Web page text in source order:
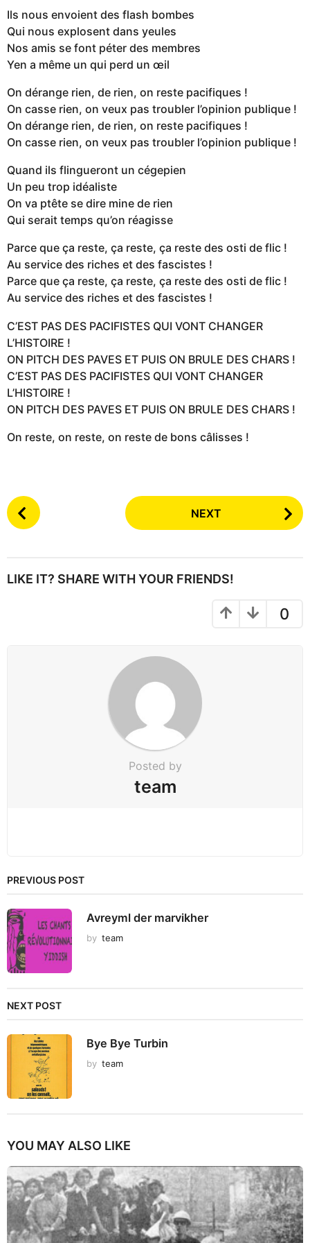
Ils nous envoient des flash bombes
Qui nous explosent dans yeules
Nos amis se font péter des membres
Yen a même un qui perd un œil
On dérange rien, de rien, on reste pacifiques !
On casse rien, on veux pas troubler l’opinion publique !
On dérange rien, de rien, on reste pacifiques !
On casse rien, on veux pas troubler l’opinion publique !
Quand ils flingueront un cégepien
Un peu trop idéaliste
On va ptête se dire mine de rien
Qui serait temps qu’on réagisse
Parce que ça reste, ça reste, ça reste des osti de flic !
Au service des riches et des fascistes !
Parce que ça reste, ça reste, ça reste des osti de flic !
Au service des riches et des fascistes !
C’EST PAS DES PACIFISTES QUI VONT CHANGER
L’HISTOIRE !
ON PITCH DES PAVES ET PUIS ON BRULE DES CHARS !
C’EST PAS DES PACIFISTES QUI VONT CHANGER
L’HISTOIRE !
ON PITCH DES PAVES ET PUIS ON BRULE DES CHARS !
On reste, on reste, on reste de bons câlisses !
P
o
P
NEXT
LIKE IT? SHARE WITH YOUR FRIENDS!
0
Posted by
team
PREVIOUS POST
Avreyml der marvikher
by team
NEXT POST
Bye Bye Turbin
by team
YOU MAY ALSO LIKE